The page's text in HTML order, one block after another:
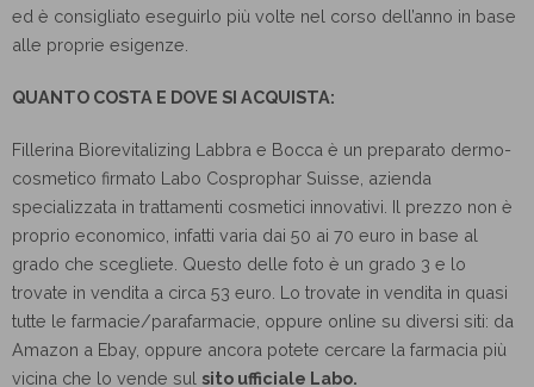
ed è consigliato eseguirlo più volte nel corso dell’anno in base
alle proprie esigenze.
QUANTO COSTA E DOVE SI ACQUISTA:
Fillerina Biorevitalizing Labbra e Bocca è un preparato dermo-
cosmetico firmato Labo Cosprophar Suisse, azienda
specializzata in trattamenti cosmetici innovativi. Il prezzo non è
proprio economico, infatti varia dai 50 ai 70 euro in base al
grado che scegliete. Questo delle foto è un grado 3 e lo
trovate in vendita a circa 53 euro. Lo trovate in vendita in quasi
tutte le farmacie/parafarmacie, oppure online su diversi siti: da
Amazon a Ebay, oppure ancora potete cercare la farmacia più
vicina che lo vende sul sito ufficiale Labo.